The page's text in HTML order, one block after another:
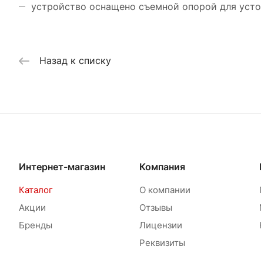
устройство оснащено съемной опорой для
Назад к списку
Интернет-магазин
Каталог
Акции
Бренды
Компания
О компании
Отзывы
Лицензии
Реквизиты